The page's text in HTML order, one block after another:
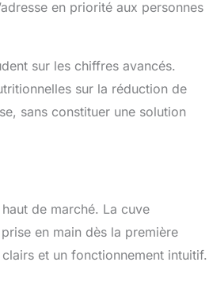
en priorité aux personnes
sur les chiffres avancés.
sur la réduction de
sans constituer une solution
de marché. La cuve
en main dès la première
et un fonctionnement intuitif.